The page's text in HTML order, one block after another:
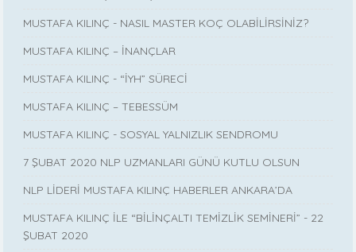
MUSTAFA KILINÇ - NASIL MASTER KOÇ OLABİLİRSİNİZ?
MUSTAFA KILINÇ – İNANÇLAR
MUSTAFA KILINÇ - “İYH” SÜRECİ
MUSTAFA KILINÇ – TEBESSÜM
MUSTAFA KILINÇ - SOSYAL YALNIZLIK SENDROMU
7 ŞUBAT 2020 NLP UZMANLARI GÜNÜ KUTLU OLSUN
NLP LİDERİ MUSTAFA KILINÇ HABERLER ANKARA’DA
MUSTAFA KILINÇ İLE “BİLİNÇALTI TEMİZLİK SEMİNERİ” - 22
ŞUBAT 2020